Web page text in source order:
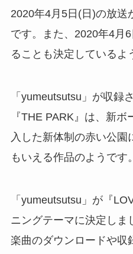
2020年4月5日(日)の放送
です。また、2020年4月
ることも決定しているよ
「yumeutsutsu」が収録
『THE PARK』は、新
入した新体制の赤い公園
もいえる作品のようです。
「yumeutsutsu」が『
ニングテーマに決定しま
楽曲のダウンロードや収